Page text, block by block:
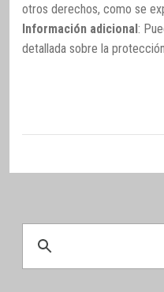
otros derechos, como se
Información adicional:
detallada sobre la